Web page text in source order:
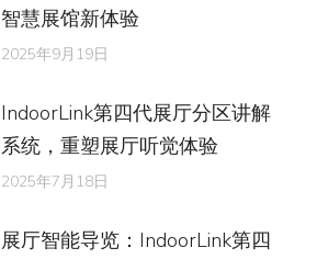
智慧展馆新体验
2025年9月19日
IndoorLink第四代展厅分区讲解
系统，重塑展厅听觉体验
2025年7月18日
展厅智能导览：IndoorLink第四